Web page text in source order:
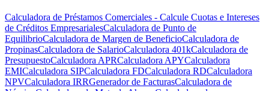
Calculadora de Préstamos Comerciales - Calcule Cuotas e Intereses
de Créditos EmpresarialesCalculadora de Punto de
EquilibrioCalculadora de Margen de BeneficioCalculadora de
PropinasCalculadora de SalarioCalculadora 401kCalculadora de
PresupuestoCalculadora APRCalculadora APYCalculadora
EMICalculadora SIPCalculadora FDCalculadora RDCalculadora
NPVCalculadora IRRGenerador de FacturasCalculadora de